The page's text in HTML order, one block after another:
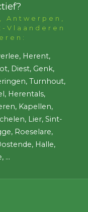
Antwerpen,
Vlaanderen
Herent,
Diest, Genk,
Turnhout,
Herentals,
Kapellen,
Lier, Sint-
Roeselare,
Halle,
...